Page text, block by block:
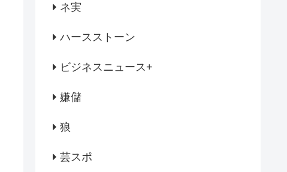
ネ実
ハースストーン
ビジネスニュース+
嫌儲
狼
芸スポ